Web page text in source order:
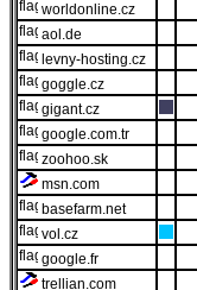
worldonline.cz
aol.de
levny-hosting.cz
goggle.cz
gigant.cz
google.com.tr
zoohoo.sk
msn.com
basefarm.net
vol.cz
google.fr
trellian.com